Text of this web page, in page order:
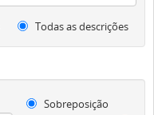
Todas as descrições
Sobreposição